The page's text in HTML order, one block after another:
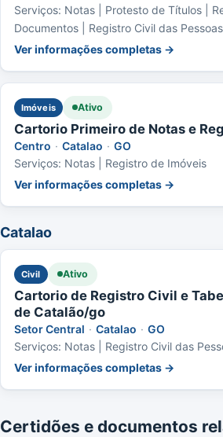
Serviços: Notas | Protesto de Títulos |
Documentos | Registro Civil das
Ver informações completas →
Imóveis Ativo
Cartorio Primeiro de Notas e
Centro · Catalao · GO
Serviços: Notas | Registro de Imóveis
Ver informações completas →
Catalao
Civil Ativo
Cartorio de Registro Civil e
de Catalão/go
Setor Central · Catalao · GO
Serviços: Notas | Registro Civil das
Ver informações completas →
Certidões e documentos